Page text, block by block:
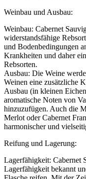
Weinbau und Ausbau:
Weinbau: Cabernet
widerstandsfähige
und Bodenbedingungen
Krankheiten und daher
Rebsorten.
Ausbau: Die Weine
Weinen eine zusätzliche
Ausbau (in kleinen
aromatische Noten von
hinzuzufügen. Auch die
Merlot oder Cabernet
harmonischer und
Reifung und Lagerung:
Lagerfähigkeit: Cabernet
Lagerfähigkeit bekannt